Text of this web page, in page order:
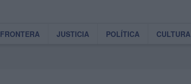
FRONTERA JUSTICIA POLÍTICA CULTURA